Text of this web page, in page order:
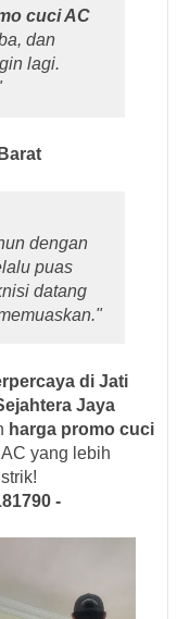
cuci AC
dan
lagi.
dengan
puas
datang
di Jati
Jaya
harga promo cuci
yang lebih
-